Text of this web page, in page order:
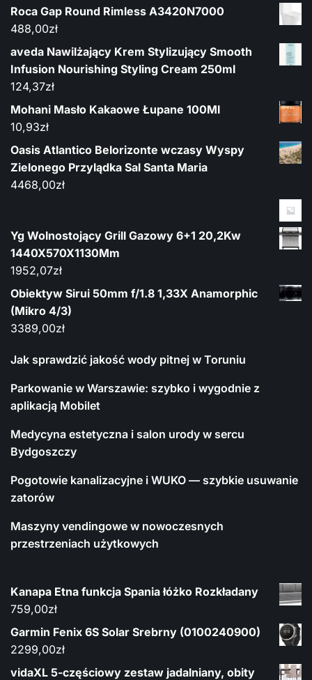
Roca Gap Round Rimless A3420N7000
488,00zł
aveda Nawilżający Krem Stylizujący Smooth
Infusion Nourishing Styling Cream 250ml
124,37zł
Mohani Masło Kakaowe Łupane 100Ml
10,93zł
Oasis Atlantico Belorizonte wczasy Wyspy
Zielonego Przylądka Sal Santa Maria
4468,00zł
Yg Wolnostojący Grill Gazowy 6+1 20,2Kw
1440X570X1130Mm
1952,07zł
Obiektyw Sirui 50mm f/1.8 1,33X Anamorphic
(Mikro 4/3)
3389,00zł
Jak sprawdzić jakość wody pitnej w Toruniu
Parkowanie w Warszawie: szybko i wygodnie z
aplikacją Mobilet
Medycyna estetyczna i salon urody w sercu
Bydgoszczy
Pogotowie kanalizacyjne i WUKO — szybkie usuwanie
zatorów
Maszyny vendingowe w nowoczesnych
przestrzeniach użytkowych
Kanapa Etna funkcja Spania łóżko Rozkładany
759,00zł
Garmin Fenix 6S Solar Srebrny (0100240900)
2299,00zł
vidaXL 5-częściowy zestaw jadalniany, obity